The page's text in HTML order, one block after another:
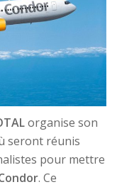
organise son
seront réunis
pour mettre
. Ce